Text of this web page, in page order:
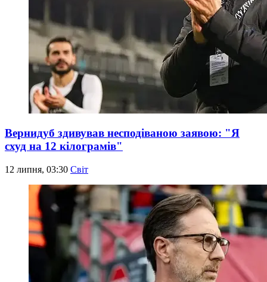
Вернидуб здивував несподіваною заявою: "Я
схуд на 12 кілограмів"
12 липня, 03:30 Світ